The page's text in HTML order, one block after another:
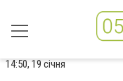
14:50, 19 січня